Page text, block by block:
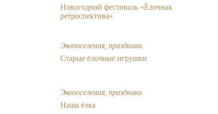
Новогодний фестиваль «Ёлочная
ретроспектива»
Экопоселения, праздники
Старые ёлочные игрушки
Экопоселения, праздники
Наша ёлка